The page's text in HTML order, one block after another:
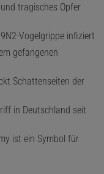
tragisches Opfer
Vogelgrippe infiziert
gefangenen
Schattenseiten der
in Deutschland seit
ist ein Symbol für